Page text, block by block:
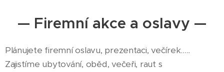
— Firemní akce a oslavy —
Plánujete firemní oslavu, prezentaci, večírek.....
Zajistíme ubytování, oběd, večeři, raut s